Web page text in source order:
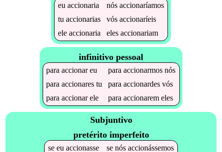
eu accionaria nós accionaríamos
tu accionarias vós accionaríeis
ele accionaria eles accionariam
infinitivo pessoal
paraaccionareu paraaccionarmos nós
paraaccionares tu paraaccionardes vós
paraaccionarele paraaccionarem eles
Subjuntivo
pretérito imperfeito
se eu accionasse se nós accionássemos